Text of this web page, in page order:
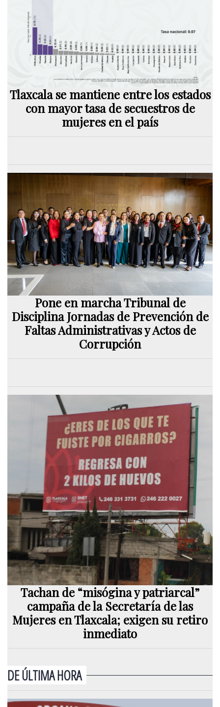
Tlaxcala se mantiene entre los estados
con mayor tasa de secuestros de
mujeres en el país
Pone en marcha Tribunal de
Disciplina Jornadas de Prevención de
Faltas Administrativas y Actos de
Corrupción
Tachan de “misógina y patriarcal”
campaña de la Secretaría de las
Mujeres en Tlaxcala; exigen su retiro
inmediato
DE ÚLTIMA HORA